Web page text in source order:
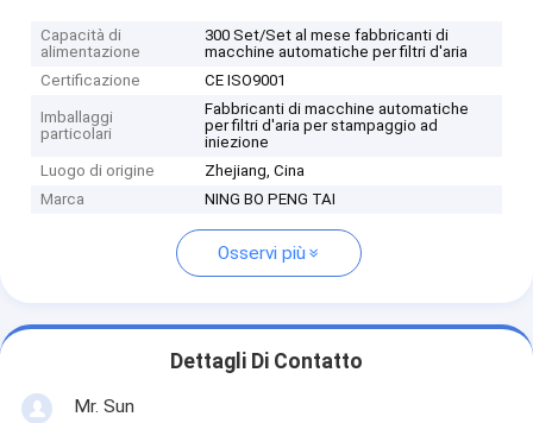
Capacità di
alimentazione
300 Set/Set al mese fabbricanti di
macchine automatiche per filtri d'aria
Certificazione
CE ISO9001
Imballaggi
particolari
Fabbricanti di macchine automatiche
per filtri d'aria per stampaggio ad
iniezione
Luogo di origine
Zhejiang, Cina
Marca
NING BO PENG TAI
Osservi più
Dettagli Di Contatto
Mr. Sun